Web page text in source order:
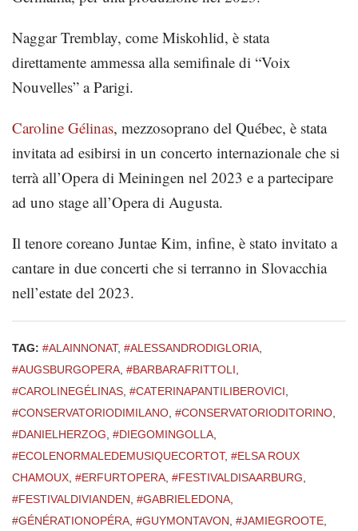
Naggar Tremblay, come Miskohlid, è stata
direttamente ammessa alla semifinale di “Voix
Nouvelles” a Parigi.
Caroline Gélinas, mezzosoprano del Québec, è stata
invitata ad esibirsi in un concerto internazionale che si
terrà all’Opera di Meiningen nel 2023 e a partecipare
ad uno stage all’Opera di Augusta.
Il tenore coreano Juntae Kim, infine, è stato invitato a
cantare in due concerti che si terranno in Slovacchia
nell’estate del 2023.
TAG: #ALAINNONAT, #ALESSANDRODIGLORIA,
#AUGSBURGOPERA, #BARBARAFRITTOLI,
#CAROLINEGÉLINAS, #CATERINAPANTILIBEROVICI,
#CONSERVATORIODIMILANO, #CONSERVATORIODITORINO,
#DANIELHERZOG, #DIEGOMINGOLLA,
#ECOLENORMALEDEMUSIQUECORTOT, #ELSA ROUX
CHAMOUX, #ERFURTOPERA, #FESTIVALDISAARBURG,
#FESTIVALDIVIANDEN, #GABRIELEDONA,
#GÉNÉRATIONOPÉRA, #GUYMONTAVON, #JAMIEGROOTE,